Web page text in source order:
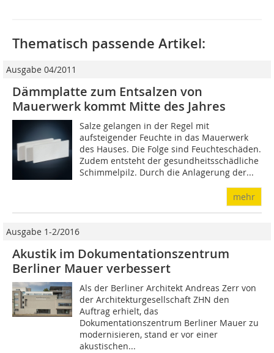
Thematisch passende Artikel:
Ausgabe 04/2011
Dämmplatte zum Entsalzen von
Mauerwerk kommt Mitte des Jahres
Salze gelangen in der Regel mit
aufsteigender Feuchte in das Mauerwerk
des Hauses. Die Folge sind Feuchteschäden.
Zudem entsteht der gesundheitsschädliche
Schimmelpilz. Durch die Anlagerung der...
mehr
Ausgabe 1-2/2016
Akustik im Dokumentationszentrum
Berliner Mauer verbessert
Als der Berliner Architekt Andreas Zerr von
der Architekturgesellschaft ZHN den
Auftrag erhielt, das
Dokumentationszentrum Berliner Mauer zu
modernisieren, stand er vor einer
akustischen...